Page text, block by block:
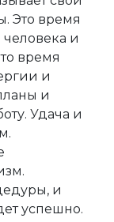
Это время
и
время
и
и
Удача и
и
успешно.